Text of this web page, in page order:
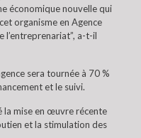
économique nouvelle qui
organisme en Agence
l’entreprenariat”, a-t-il
sera tournée à 70 %
et le suivi.
la mise en œuvre récente
et la stimulation des